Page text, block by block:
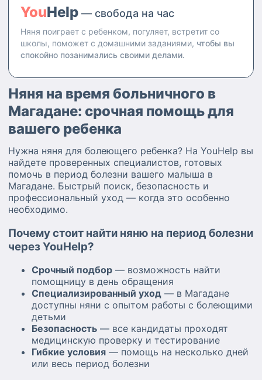
YouHelp — свобода на час
Няня поиграет с ребенком, погуляет, встретит со
школы, поможет с домашними заданиями, чтобы вы
спокойно позанимались своими делами.
Няня на время больничного в
Магадане: срочная помощь для
вашего ребенка
Нужна няня для болеющего ребенка? На YouHelp вы
найдете проверенных специалистов, готовых
помочь в период болезни вашего малыша в
Магадане. Быстрый поиск, безопасность и
профессиональный уход — когда это особенно
необходимо.
Почему стоит найти няню на период болезни
через YouHelp?
Срочный подбор — возможность найти
помощницу в день обращения
Специализированный уход — в Магадане
доступны няни с опытом работы с болеющими
детьми
Безопасность — все кандидаты проходят
медицинскую проверку и тестирование
Гибкие условия — помощь на несколько дней
или весь период болезни